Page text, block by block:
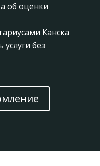
об оценки
Канска
услуги без